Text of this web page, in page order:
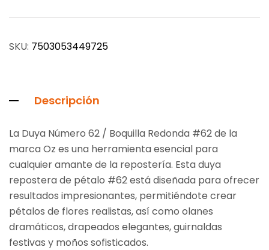
SKU: 7503053449725
Descripción
La Duya Número 62 / Boquilla Redonda #62 de la
marca Oz es una herramienta esencial para
cualquier amante de la repostería. Esta duya
repostera de pétalo #62 está diseñada para ofrecer
resultados impresionantes, permitiéndote crear
pétalos de flores realistas, así como olanes
dramáticos, drapeados elegantes, guirnaldas
festivas y moños sofisticados.